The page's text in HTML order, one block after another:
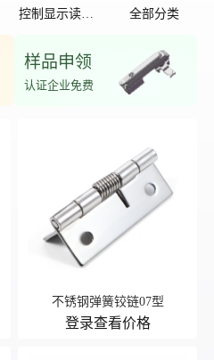
控制显示读数
全部分类
样品申领
认证企业免费
不锈钢弹簧铰链07型
登录查看价格